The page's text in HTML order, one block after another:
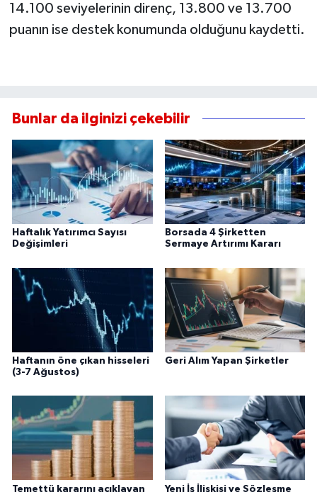
14.100 seviyelerinin direnç, 13.800 ve 13.700
puanın ise destek konumunda olduğunu kaydetti.
Bunlar da ilginizi çekebilir
Haftalık Yatırımcı Sayısı
Değişimleri
Borsada 4 Şirketten
Sermaye Artırımı Kararı
Haftanın öne çıkan hisseleri
(3-7 Ağustos)
Geri Alım Yapan Şirketler
Temettü kararını açıklayan Yeni İş İlişkisi ve Sözleşme